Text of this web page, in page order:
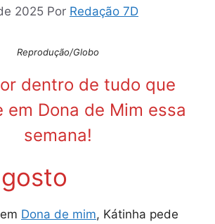
2025 Por Redação 7D
Reprodução/Globo
dentro de tudo que
em Dona de Mim essa
semana!
Dona de mim, Kátinha pede